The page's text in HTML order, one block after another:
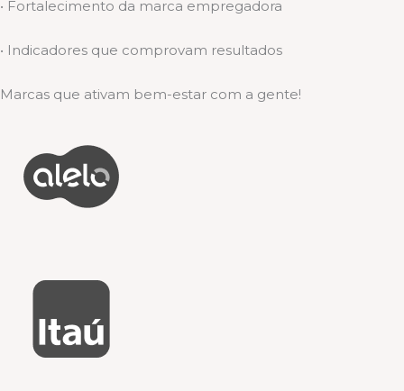
• Fortalecimento da marca empregadora
• Indicadores que comprovam resultados
Marcas que ativam bem-estar com a gente!